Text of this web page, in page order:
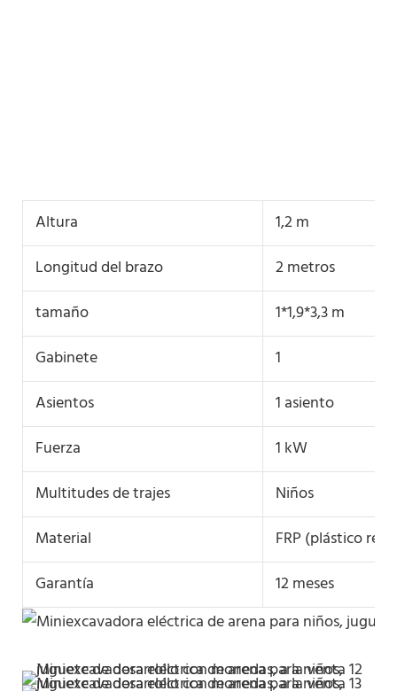
Altura
1,2 m
Longitud del brazo
2 metros
tamaño
1*1,9*3,3 m
Gabinete
1
Asientos
1 asiento
Fuerza
1 kW
Multitudes de trajes
Niños
Material
FRP (plástico
Garantía
12 meses